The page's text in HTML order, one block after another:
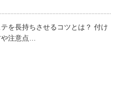
だと言えます。また、エヌド
ラルをプラスする”という意
を長持ちさせるコツとは？ 付け
注意点…